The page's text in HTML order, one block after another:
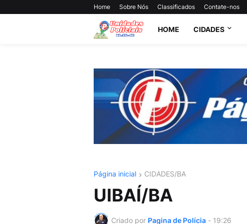
Home Sobre Nós Classificados Contate-nos
HOME CIDADES
Página inicial CIDADES/BA
UIBAÍ/BA
Criado por Pagina de Polícia - 19:26